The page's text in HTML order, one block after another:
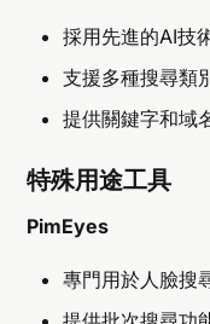
採用先進的AI技
支援多種搜尋類
提供關鍵字和域
特殊用途工具
PimEyes
專門用於人臉搜